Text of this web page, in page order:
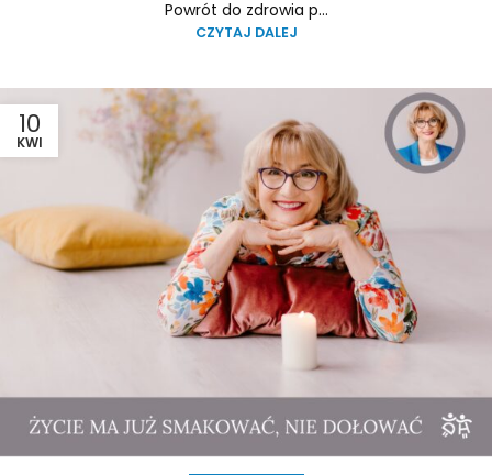
Powrót do zdrowia p...
CZYTAJ DALEJ
10
KWI